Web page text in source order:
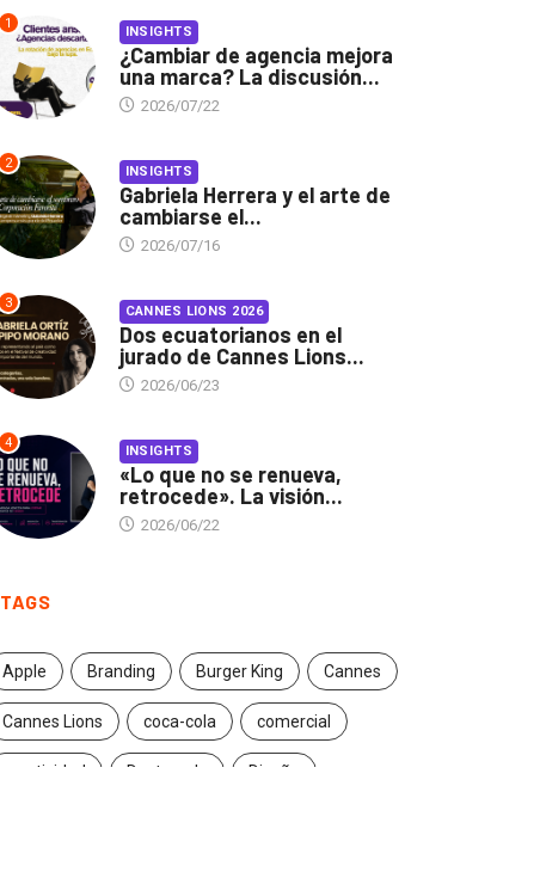
1 INSIGHTS
¿Cambiar de agencia mejora
una marca? La discusión...
2026/07/22
2 INSIGHTS
Gabriela Herrera y el arte de
cambiarse el...
2026/07/16
3 CANNES LIONS 2026
Dos ecuatorianos en el
jurado de Cannes Lions...
2026/06/23
4 INSIGHTS
«Lo que no se renueva,
retrocede». La visión...
2026/06/22
TAGS
Apple Branding Burger King Cannes
Cannes Lions coca-cola comercial
creatividad Destacado Diseño